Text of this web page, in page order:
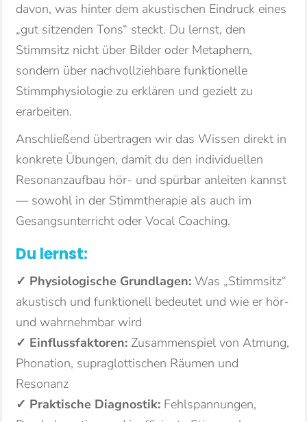
davon, was hinter dem akustischen Eindruck eines
„gut sitzenden Tons“ steckt. Du lernst, den
Stimmsitz nicht über Bilder oder Metaphern,
sondern über nachvollziehbare funktionelle
Stimmphysiologie zu erklären und gezielt zu
erarbeiten.
Anschließend übertragen wir das Wissen direkt in
konkrete Übungen, damit du den individuellen
Resonanzaufbau hör- und spürbar anleiten kannst
— sowohl in der Stimmtherapie als auch im
Gesangsunterricht oder Vocal Coaching.
Du lernst:
✓ Physiologische Grundlagen: Was „Stimmsitz“
akustisch und funktionell bedeutet und wie er hör-
und wahrnehmbar wird
✓ Einflussfaktoren: Zusammenspiel von Atmung,
Phonation, supraglottischen Räumen und
Resonanz
✓ Praktische Diagnostik: Fehlspannungen,